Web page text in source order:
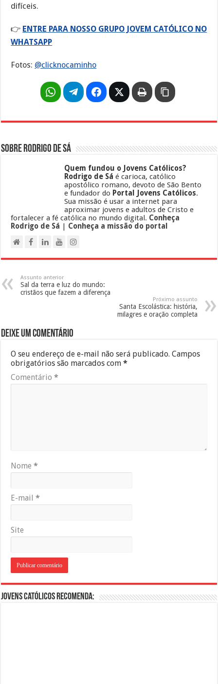
difíceis.
👉 ENTRE PARA NOSSO GRUPO JOVEM CATÓLICO NO
WHATSAPP
Fotos: @clicknocaminho
Sobre Rodrigo de Sá
Quem fundou o Jovens Católicos?
Rodrigo de Sá é carioca, católico
apostólico romano, devoto de São Bento
e fundador do Portal Jovens Católicos.
Sua missão é usar a internet para
aproximar jovens e adultos de Cristo e
fortalecer a fé católica no mundo digital. Conheça
Rodrigo de Sá
Conheça a missão do portal
Assunto anterior
Sal da terra e luz do mundo:
cristãos que fazem a diferença
Próximo assunto
Santa Escolástica: história,
milagres e oração completa
Deixe um comentário
O seu endereço de e-mail não será publicado. Campos
obrigatórios são marcados com*
Comentário*
Nome*
E-mail*
Site
Jovens Católicos Recomenda: